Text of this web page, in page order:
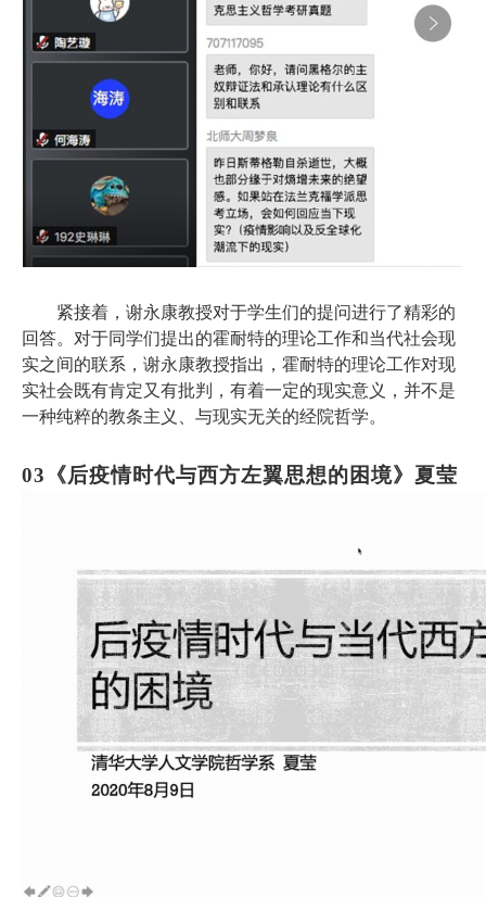
紧接着，谢永康教授对于学生们的提问进行了精彩的
回答。对于同学们提出的霍耐特的理论工作和当代社会现
实之间的联系，谢永康教授指出，霍耐特的理论工作对现
实社会既有肯定又有批判，有着一定的现实意义，并不是
一种纯粹的教条主义、与现实无关的经院哲学。
03 《后疫情时代与西方左翼思想的困境》 夏莹